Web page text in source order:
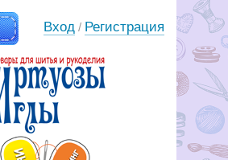
Вход / Регистрация